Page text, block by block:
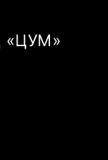
«ЦУМ»